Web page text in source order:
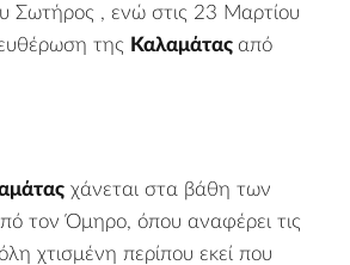
Σωτήρος , ενώ στις 23 Μαρτίου
της Καλαμάτας από
χάνεται στα βάθη των
τον Όμηρο, όπου αναφέρει τις
χτισμένη περίπου εκεί που